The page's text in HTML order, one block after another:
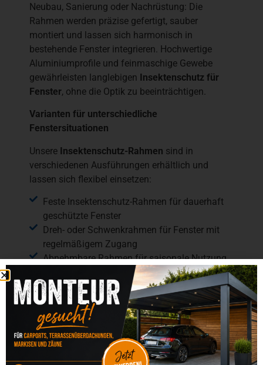
Neubau, Sanierung oder Nachrüstung: Die
Rahmen werden präzise gefertigt, sauber
montiert und lassen sich harmonisch in
bestehende Fenster integrieren. Hochwertige
Aluminiumprofile und feinmaschige Gewebe
gewährleisten langlebigen Insektenschutz für
Fenster, ohne die Optik zu beeinträchtigen.
Varianten für unterschiedliche
Fenstersituationen
Unsere Insektenschutz-Rahmen sind in
verschiedenen Ausführungen erhältlich und
lassen sich flexibel einsetzen:
Feste Insektenschutz-Rahmen für dauerhaft
geschützte Fenster
Dreh- oder Schwenkrahmen für Fenster mit
regelmäßigem Zugang
Abnehmbare Rahmen für saisonale Nutzung
Sonderlösungen für Dachfenster oder
besondere Einbausituationen
Alle Systeme sind stabil, witterungsbeständig
und leicht zu reinigen.
Ihre Vorteile auf einen Blick